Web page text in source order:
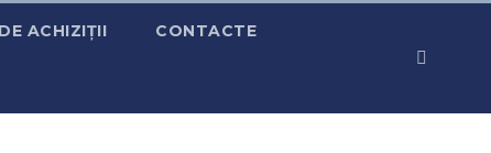
ACHIZIȚII CONTACTE